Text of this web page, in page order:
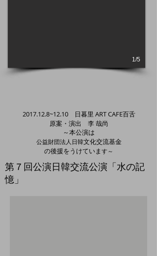
1/5
​2017.12.8~12.10 日暮里 ART CAFE百舌
​原案・演出 李 哉尚
～本公演は
​公益財団法人日韓文化交流基金
の後援をうけています～
第７回公演日韓交流公演「水の記
憶」